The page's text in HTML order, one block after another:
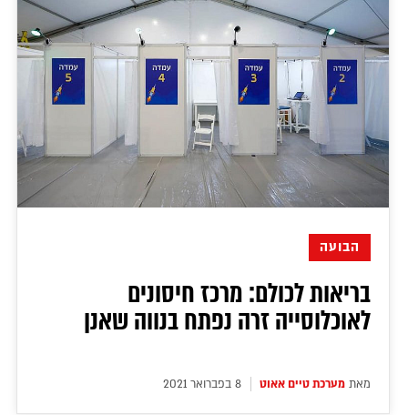
הבועה
בריאות לכולם: מרכז חיסונים
לאוכלוסייה זרה נפתח בנווה שאנן
מאת מערכת טיים אאוט 8 בפברואר 2021